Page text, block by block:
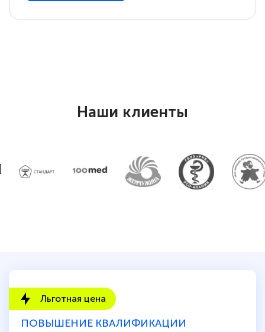
Наши клиенты
Льготная цена
ПОВЫШЕНИЕ КВАЛИФИКАЦИИ